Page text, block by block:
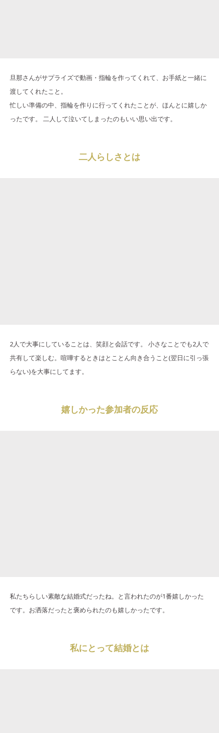
旦那さんがサプライズで動画・指輪を作ってくれて、お手紙と一緒に
渡してくれたこと。
忙しい準備の中、指輪を作りに行ってくれたことが、ほんとに嬉しか
ったです。 二人して泣いてしまったのもいい思い出です。
二人らしさとは
2人で大事にしていることは、笑顔と会話です。 小さなことでも2人で
共有して楽しむ。喧嘩するときはとことん向き合うこと(翌日に引っ張
らない)を大事にしてます。
嬉しかった参加者の反応
私たちらしい素敵な結婚式だったね。と言われたのが1番嬉しかった
です。お洒落だったと褒められたのも嬉しかったです。
私にとって結婚とは